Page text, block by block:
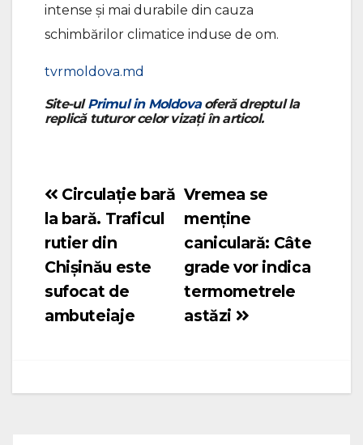
intense și mai durabile din cauza
schimbărilor climatice induse de om.
tvrmoldova.md
Site-ulPrimul in Moldovaoferă dreptul la
replică tuturor celor vizați în articol.
Navigare
în
articole
Vremea se
menține
caniculară: Câte
grade vor indica
termometrele
astăzi
Circulație bară
la bară. Traficul
rutier din
Chișinău este
sufocat de
ambuteiaje